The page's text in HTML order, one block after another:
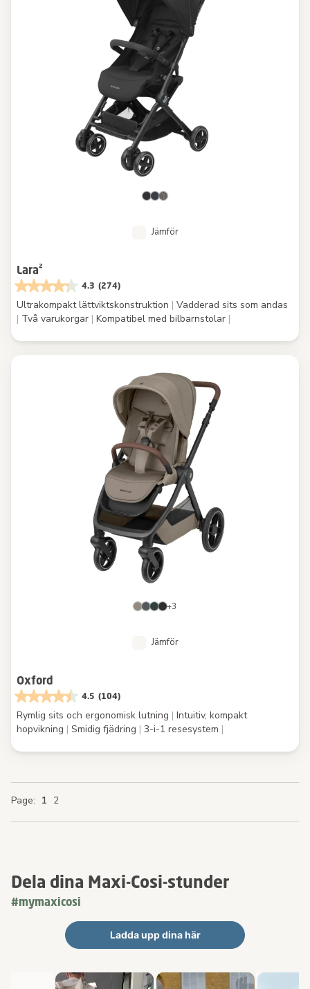
Jämför
Lara²
4.3 (274)
Ultrakompakt lättviktskonstruktion | Vadderad sits som andas
| Två varukorgar | Kompatibel med bilbarnstolar |
+3
Jämför
Oxford
4.5 (104)
Rymlig sits och ergonomisk lutning | Intuitiv, kompakt
hopvikning | Smidig fjädring | 3-i-1 resesystem |
Page You're currently reading page
1 Page
2
Dela dina Maxi-Cosi-stunder
#mymaxicosi
Ladda upp dina här
Mediakarusell
Karusell med produktbilder. Navigera med knapparna